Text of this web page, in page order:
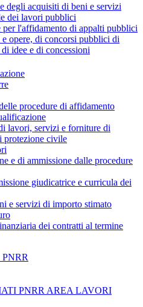
degli acquisiti di beni e servizi
dei lavori pubblici
l'affidamento di appalti pubblici
opere, di concorsi pubblici di
idee e di concessioni
procedure di affidamento
lavori, servizi e forniture di
protezione civile
e di ammissione dalle procedure
giudicatrice e curricula dei
e servizi di importo stimato
dei contratti al termine
PNRR
PNRR AREA LAVORI